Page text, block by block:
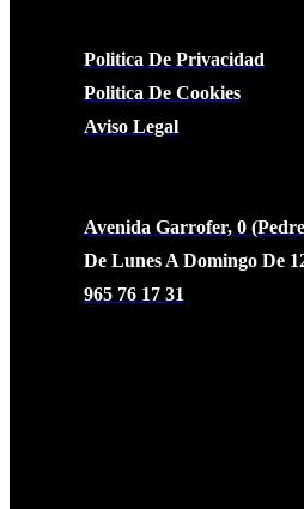
Politica De Privacidad
Politica De Cookies
Aviso Legal
Avenida Garrofer, 0
De Lunes A Domingo De
965 76 17 31